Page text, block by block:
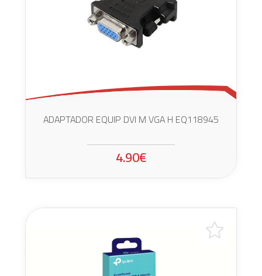
ADAPTADOR EQUIP DVI M VGA H EQ118945
4.90€